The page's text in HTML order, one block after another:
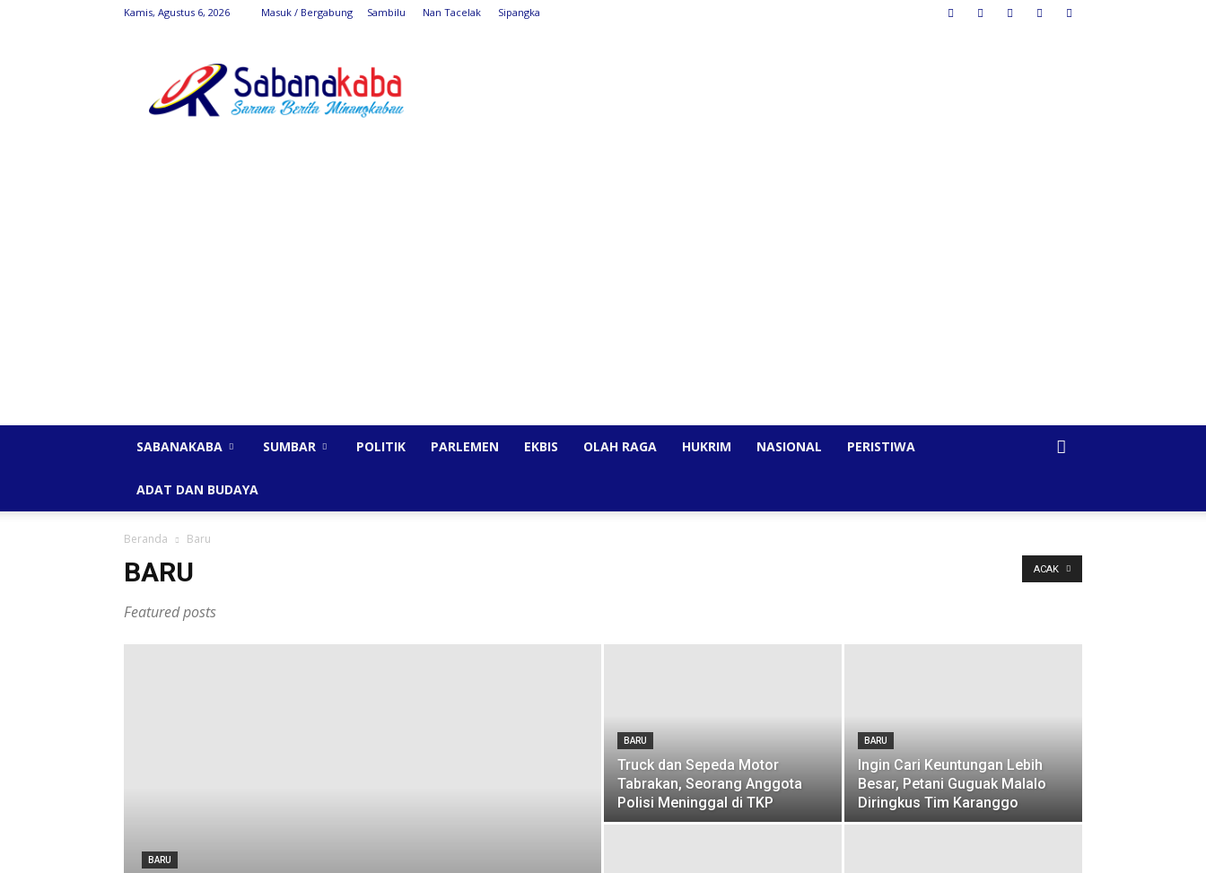
Kamis, Agustus 6, 2026 Masuk / Bergabung Sambilu Nan Tacelak Sipangka
SABANAKABA SUMBAR POLITIK PARLEMEN EKBIS OLAH RAGA HUKRIM NASIONAL PERISTIWA
ADAT DAN BUDAYA
Beranda Baru
BARU
Featured posts
ACAK
BARU
BARU
Truck dan Sepeda Motor
Tabrakan, Seorang Anggota
Polisi Meninggal di TKP
BARU
Ingin Cari Keuntungan Lebih
Besar, Petani Guguak Malalo
Diringkus Tim Karanggo